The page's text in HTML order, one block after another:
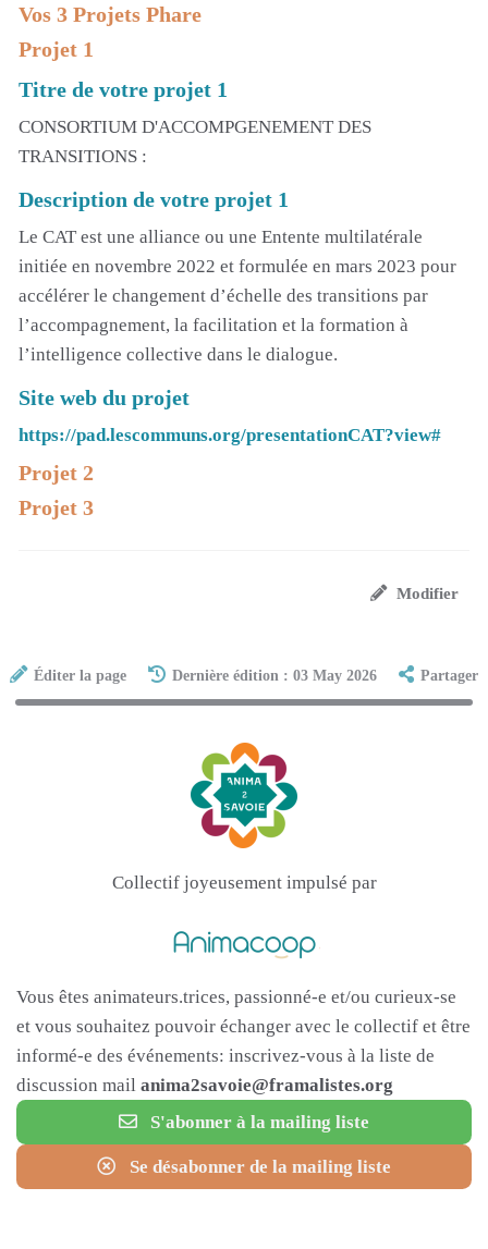
Vos 3 Projets Phare
Projet 1
Titre de votre projet 1
CONSORTIUM D'ACCOMPGENEMENT DES
TRANSITIONS :
Description de votre projet 1
Le CAT est une alliance ou une Entente multilatérale
initiée en novembre 2022 et formulée en mars 2023 pour
accélérer le changement d’échelle des transitions par
l’accompagnement, la facilitation et la formation à
l’intelligence collective dans le dialogue.
Site web du projet
https://pad.lescommuns.org/presentationCAT?view#
Projet 2
Projet 3
Modifier
Éditer la page Dernière édition : 03 May 2026 Partager
Collectif joyeusement impulsé par
Vous êtes animateurs.trices, passionné-e et/ou curieux-se
et vous souhaitez pouvoir échanger avec le collectif et être
informé-e des événements: inscrivez-vous à la liste de
discussion mail anima2savoie@framalistes.org
S'abonner à la mailing liste
Se désabonner de la mailing liste